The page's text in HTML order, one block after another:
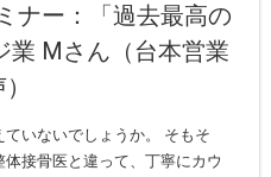
ナー：「過去最高の
業 Mさん（台本営業
いないでしょうか。 そもそ
接骨医と違って、丁寧にカウ